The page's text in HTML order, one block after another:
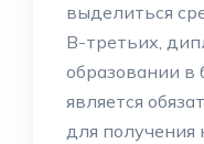
выделиться
В-третьих,
образовании в
является
для получения